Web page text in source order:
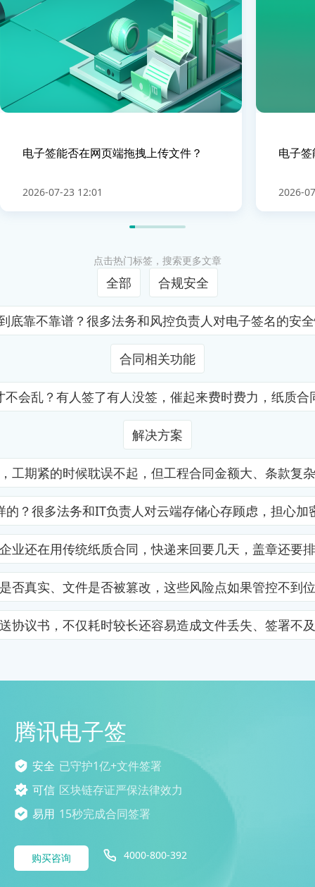
电子签能否在网页端拖拽上传文件？
2026-07-23 12:01
电子
2026-
点击热门标签，搜索更多文章
全部 合规安全
靠不靠谱？很多法务和风控负责人对电子签名的
合同相关功能
会乱？有人签了有人没签，催起来费时费力，纸质
解决方案
期紧的时候耽误不起，但工程合同金额大、条款
很多法务和IT负责人对云端存储心存顾虑，担
还在用传统纸质合同，快递来回要几天，盖章还
真实、文件是否被篡改，这些风险点如果管控不
议书，不仅耗时较长还容易造成文件丢失、签署
腾讯电子签
安全 已守护1亿+文件签署
可信 区块链存证严保法律效力
易用 15秒完成合同签署
购买咨询 4000-800-392